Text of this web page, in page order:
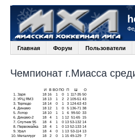
Главная Форум Пользователи
Чемпионат г.Миасса
И В ВО ПО П
О
1.
Заря 18 16 1 0 1 117-35 50
2. УРЦ ЯМЗ 18 13 1 2 2 109-51 43
3. Торпедо 18 14 0 1 3 124-63 43
4.
Динамо 18 12 1 0 5 136-71 38
5. Лотор 18 10 1 1 6 99-50 33
6.
Динамо-2 18 4 1 1 12 51-65 15
7. Спутник 95 18 4 1 0 13 53-132 14
8.
Первомайка 18 4 1 0 13 52-133 14
9. Урал 18 4 0 1 13 53-114 13
10.
Металлург 18 2 0 1 15 49-129 7